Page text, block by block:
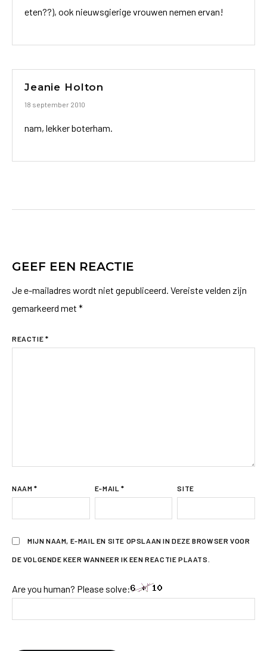
eten??), ook nieuwsgierige vrouwen nemen ervan!
Jeanie Holton
18 september 2010
nam, lekker boterham.
GEEF EEN REACTIE
Je e-mailadres wordt niet gepubliceerd. Vereiste velden zijn
gemarkeerd met *
REACTIE *
NAAM * E-MAIL * SITE
MIJN NAAM, E-MAIL EN SITE OPSLAAN IN DEZE BROWSER VOOR
DE VOLGENDE KEER WANNEER IK EEN REACTIE PLAATS.
Are you human? Please solve: